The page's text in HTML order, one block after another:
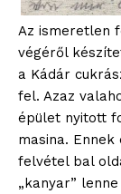
Az ismeretlen
végéről
a Kádár
fel. Azaz
épület nyitott
masina.
felvétel bal
„kanyar”